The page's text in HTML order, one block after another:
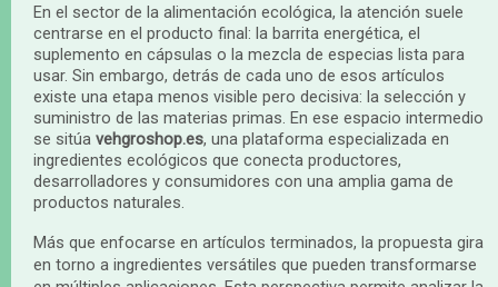
En el sector de la alimentación ecológica, la atención suele
centrarse en el producto final: la barrita energética, el
suplemento en cápsulas o la mezcla de especias lista para
usar. Sin embargo, detrás de cada uno de esos artículos
existe una etapa menos visible pero decisiva: la selección y
suministro de las materias primas. En ese espacio intermedio
se sitúa vehgroshop.es, una plataforma especializada en
ingredientes ecológicos que conecta productores,
desarrolladores y consumidores con una amplia gama de
productos naturales.
Más que enfocarse en artículos terminados, la propuesta gira
en torno a ingredientes versátiles que pueden transformarse